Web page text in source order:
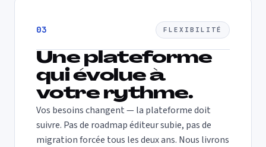
03 FLEXIBILITÉ
Une plateforme
qui évolue à
votre rythme.
Vos besoins changent — la plateforme doit
suivre. Pas de roadmap éditeur subie, pas de
migration forcée tous les deux ans. Nous livrons